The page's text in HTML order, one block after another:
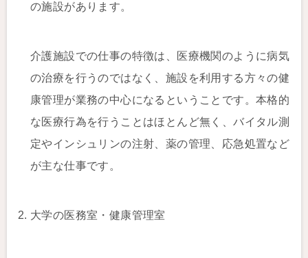
の施設があります。
介護施設での仕事の特徴は、医療機関のように病気
の治療を行うのではなく、施設を利用する方々の健
康管理が業務の中心になるということです。本格的
な医療行為を行うことはほとんど無く、バイタル測
定やインシュリンの注射、薬の管理、応急処置など
が主な仕事です。
大学の医務室・健康管理室